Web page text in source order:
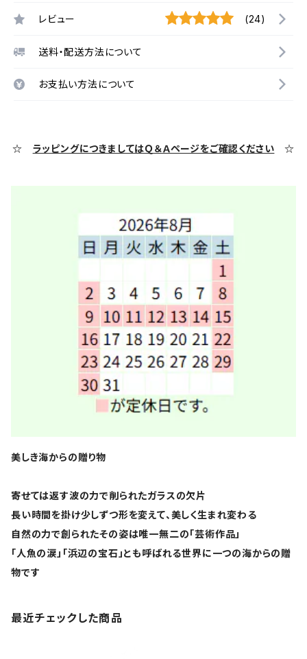
レビュー (24)
送料・配送方法について
お支払い方法について
☆ ラッピングにつきましてはＱ＆Ａページをご確認ください ☆
美しき海からの贈り物
寄せては返す波の力で削られたガラスの欠片
長い時間を掛け少しずつ形を変えて、美しく生まれ変わる
自然の力で創られたその姿は唯一無二の「芸術作品」
「人魚の涙」「浜辺の宝石」とも呼ばれる世界に一つの海からの贈
物です
最近チェックした商品